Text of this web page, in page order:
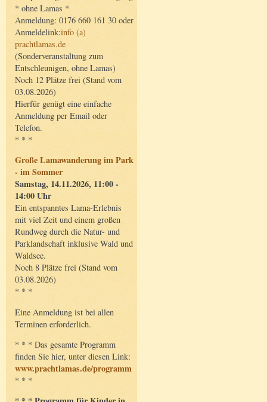
* ohne Lamas *
Anmeldung: 0176 660 161 30 oder
Anmeldelink:info (a)
prachtlamas.de
(Sonderveranstaltung zum
Entschleunigen, ohne Lamas)
Noch 12 Plätze frei (Stand vom
03.08.2026)
Hierfür genügt eine einfache
Anmeldung per Email oder
Telefon.
* * *
Große Lamawanderung im Park
- im Sommer
Samstag, 14.11.2026, 11:00 -
14:00 Uhr
Ein entspanntes Lama-Erlebnis
mit viel Zeit und einem großen
Rundweg durch die Natur- und
Parklandschaft inklusive Wald und
Waldsee.
Noch 8 Plätze frei (Stand vom
03.08.2026)
* * *
Eine Anmeldung ist bei allen
Terminen erforderlich.
* * * Das gesamte Programm
finden Sie hier, unter diesen Link:
www.prachtlamas.de/programm
* * *